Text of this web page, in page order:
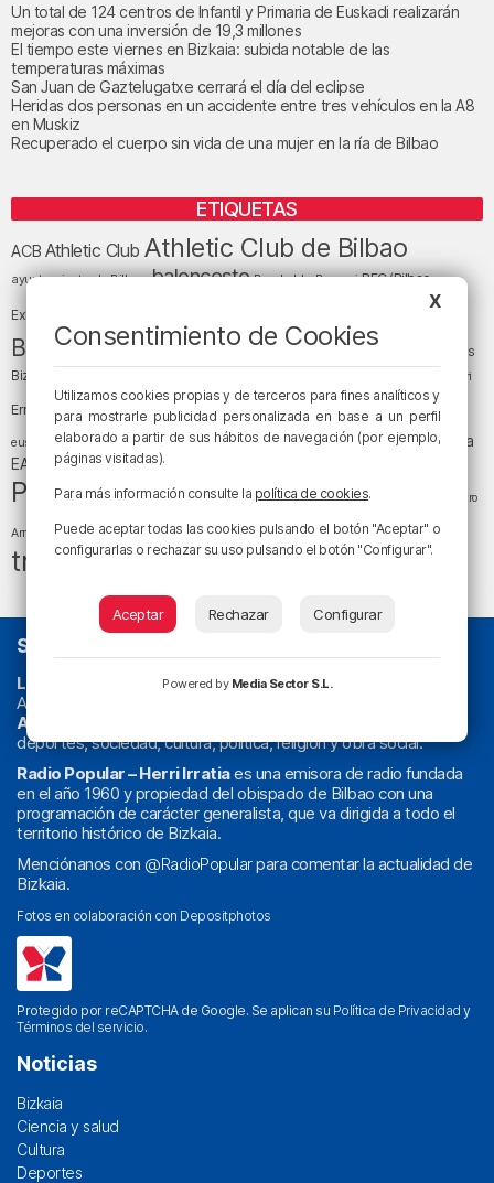
Un total de 124 centros de Infantil y Primaria de Euskadi realizarán
mejoras con una inversión de 19,3 millones
El tiempo este viernes en Bizkaia: subida notable de las
temperaturas máximas
San Juan de Gaztelugatxe cerrará el día del eclipse
Heridas dos personas en un accidente entre tres vehículos en la A8
en Muskiz
Recuperado el cuerpo sin vida de una mujer en la ría de Bilbao
ETIQUETAS
ACB Athletic Club Athletic Club de Bilbao
ayuntamiento de Bilbao baloncesto Barakaldo Basauri BEC (Bilbao
Exhibition Center) Bizkaia
Bizkaia y sus comarcas Copa del Rey cultura
Cáritas
Bizkaia
Diócesis de Bilbao el tiempo Enkarterri
Ernesto Valverde Ertzaintza Euskadi (País Vasco)
euskera fiestas fútbol Gobierno vasco juanma jubera LaLiga LaLiga
EA Sports Liga Endesa
Política religión San Mamés sociedadsucesos Teatro
Arriaga tiempotiempo atmosféricotráfico
tráfico en Bizkaia
SOBRE NOSOTROS
La radio sin cadenas. Desde 1960 haciendo radio en Bilbao.
Actualidad y
Athletic
deportes, sociedad, cultura, política, religión y obra social.
Radio Popular – Herri Irratiaes una emisora de radio fundada
en el año 1960 y propiedad del obispado de Bilbao con una
programación de carácter generalista, que va dirigida a todo el
territorio histórico de Bizkaia.
Menciónanos con @RadioPopularpara comentar la actualidad de
Bizkaia.
Fotos en colaboración con Depositphotos
Protegido por reCAPTCHA de Google. Se aplican su Política de Privacidad y
Términos del servicio.
Noticias
Bizkaia
Ciencia y salud
Cultura
Deportes
X
Consentimiento de Cookies
Utilizamos cookies propias y de terceros para fines analíticos y
para mostrarle publicidad personalizada en base a un perfil
elaborado a partir de sus hábitos de navegación (por ejemplo,
páginas visitadas).
Para más información consulte la política de cookies.
Puede aceptar todas las cookies pulsando el botón "Aceptar" o
configurarlas o rechazar su uso pulsando el botón "Configurar".
Aceptar Rechazar Configurar
Powered by Media Sector S.L.